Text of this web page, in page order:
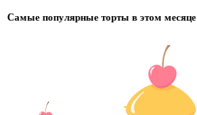
Самые популярные торты в этом месяце